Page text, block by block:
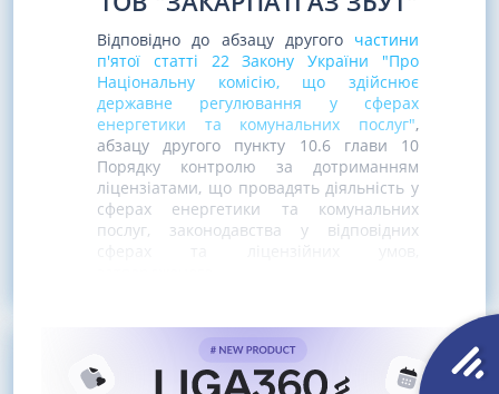
Відповідно до абзацу другого частини
п'ятої статті 22 Закону України "Про
Національну комісію, що здійснює
державне регулювання у сферах
енергетики та комунальних послуг",
абзацу другого пункту 10.6 глави 10
Порядку контролю за дотриманням
ліцензіатами, що провадять діяльність у
сферах енергетики та комунальних
послуг, законодавства у відповідних